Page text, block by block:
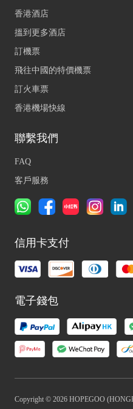
香港酒店
搵到更多酒店
訂機票
飛往中國的特價機票
訂火車票
香港機場快線
聯繫我們
FAQ
客戶服務
信用卡支付
電子錢包
Copyright © 2026 HOPEGOO